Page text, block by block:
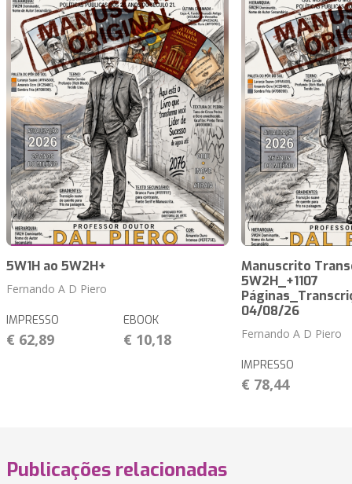
5W1H ao 5W2H+
Fernando A D Piero
IMPRESSO
€ 62,89
EBOOK
€ 10,18
Manuscrito
5W2H_+1107
04/08/26
Fernando A D Piero
IMPRESSO
€ 78,44
Publicações relacionadas